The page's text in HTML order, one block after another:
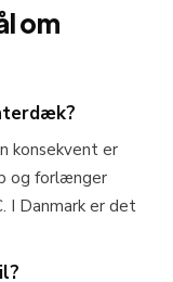
om
konsekvent er
og forlænger
I Danmark er det